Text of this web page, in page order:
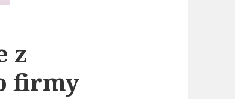
z
firmy